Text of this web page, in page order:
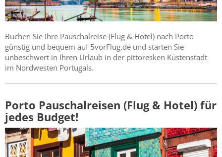
Buchen Sie Ihre Pauschalreise (Flug & Hotel) nach Porto
günstig und bequem auf 5vorFlug.de und starten Sie
unbeschwert in Ihren Urlaub in der pittoresken Küstenstadt
im Nordwesten Portugals.
Porto Pauschalreisen (Flug & Hotel) für
jedes Budget!